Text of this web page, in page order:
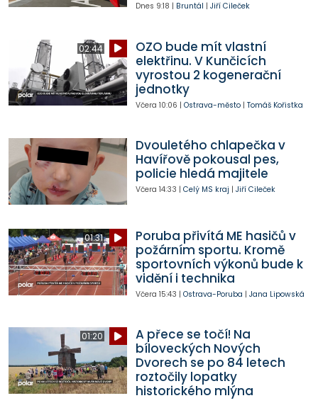
Dnes 9:18 | Bruntál | Jiří Cileček
02:44
OZO bude mít vlastní
elektřinu. V Kunčicích
vyrostou 2 kogenerační
jednotky
Včera 10:06 | Ostrava-město| Tomáš Kořistka
Dvouletého chlapečka v
Havířově pokousal pes,
policie hledá majitele
Včera 14:33 | Celý MS kraj | Jiří Cileček
01:31
Poruba přivítá ME hasičů v
požárním sportu. Kromě
sportovních výkonů bude k
vidění i technika
Včera 15:43 | Ostrava-Poruba | Jana Lipowská
01:20
A přece se točí! Na
bíloveckých Nových
Dvorech se po 84 letech
roztočily lopatky
historického mlýna